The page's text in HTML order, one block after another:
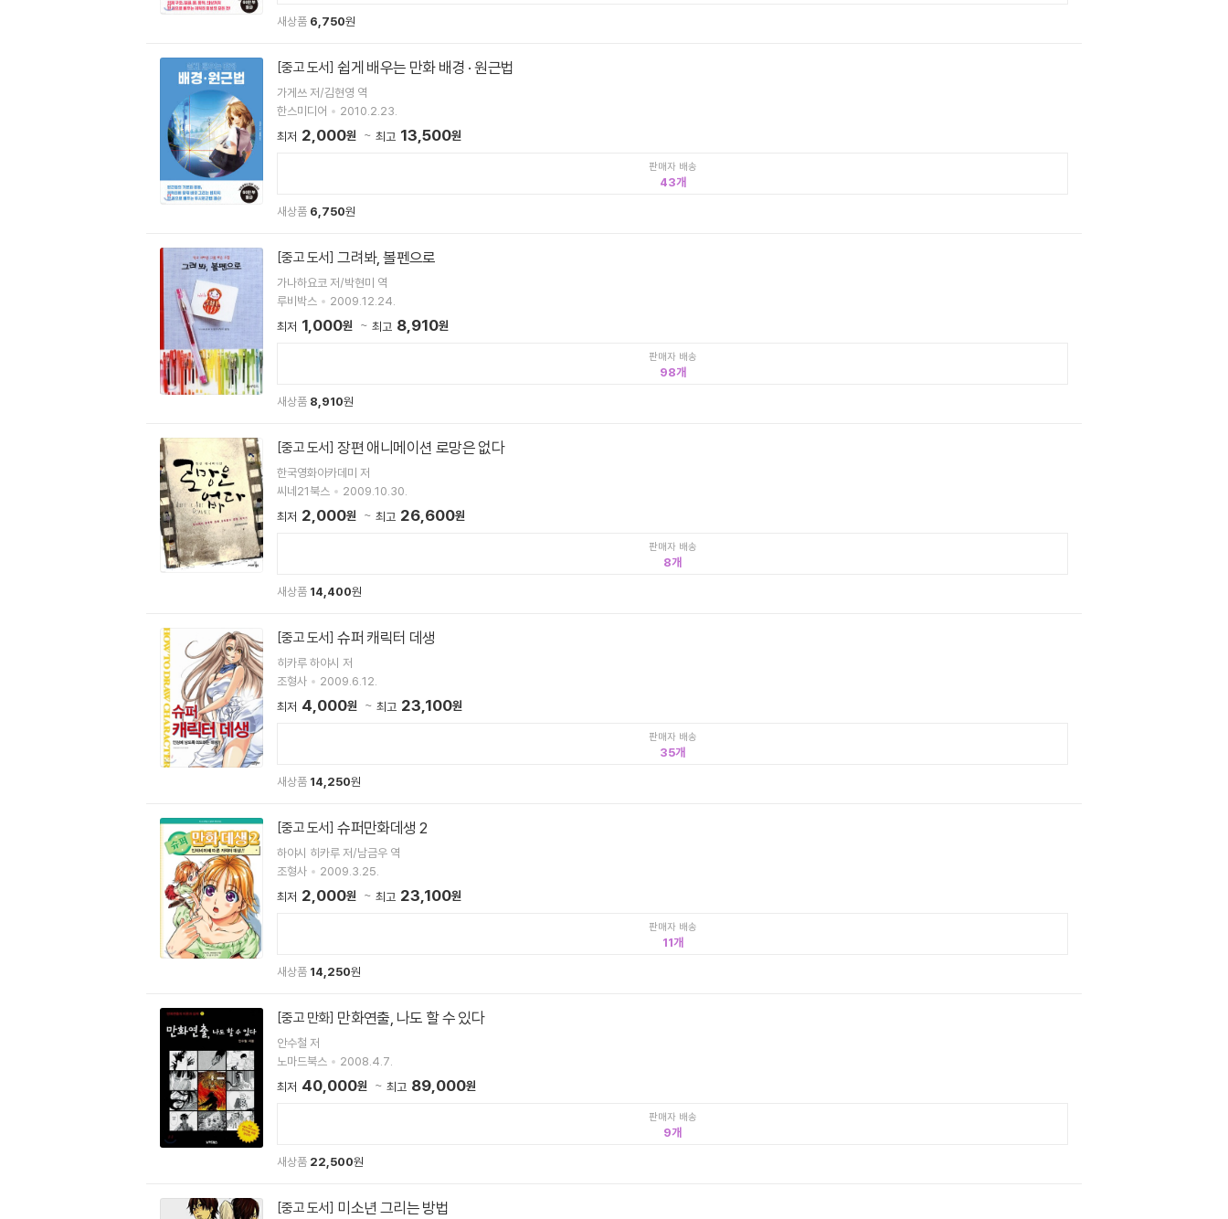
새상품 6,750원
[중고 도서] 쉽게 배우는 만화 배경 · 원근법
가게쓰 저/김현영 역
한스미디어
2010.2.23.
최저 2,000원 최고 13,500원
판매자 배송
43
새상품 6,750원
[중고 도서] 그려봐, 볼펜으로
가나하요코 저/박현미 역
루비박스
2009.12.24.
최저 1,000원 최고 8,910원
판매자 배송
98
새상품 8,910원
[중고 도서] 장편 애니메이션 로망은 없다
한국영화아카데미 저
씨네21북스
2009.10.30.
최저 2,000원 최고 26,600원
판매자 배송
8
새상품 14,400원
[중고 도서] 슈퍼 캐릭터 데생
히카루 하야시 저
조형사
2009.6.12.
최저 4,000원 최고 23,100원
판매자 배송
35
새상품 14,250원
[중고 도서] 슈퍼만화데생 2
하야시 히카루 저/남금우 역
조형사
2009.3.25.
최저 2,000원 최고 23,100원
판매자 배송
11
새상품 14,250원
[중고 만화] 만화연출, 나도 할 수 있다
안수철 저
노마드북스
2008.4.7.
최저 40,000원 최고 89,000원
판매자 배송
9
새상품 22,500원
[중고 도서] 미소년 그리는 방법